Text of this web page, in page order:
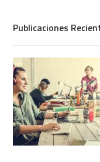
Publicaciones